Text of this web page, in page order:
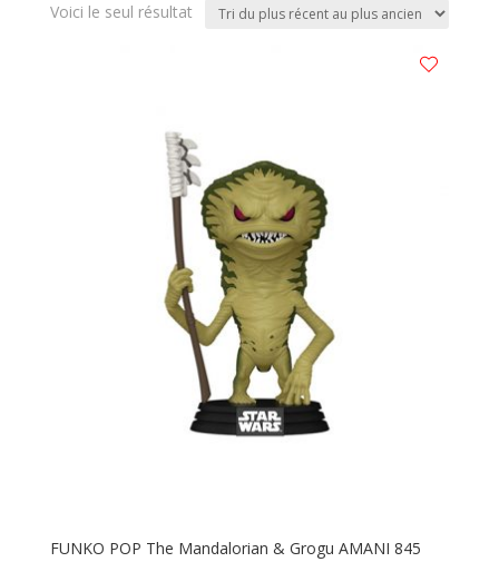
Voici le seul résultat
FUNKO POP The Mandalorian & Grogu AMANI 845